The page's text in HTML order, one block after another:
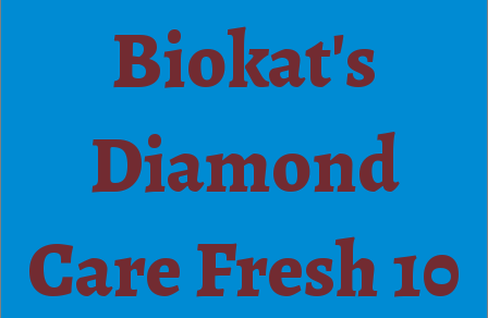
Biokat's
Diamond
Care Fresh 10